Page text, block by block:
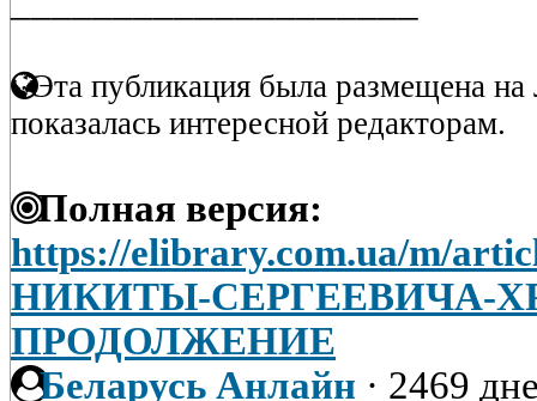
Эта публикация была размещена на
показалась интересной редакторам.
Полная версия:
https://elibrary.com.ua/m/
НИКИТЫ-СЕРГЕЕВИЧА-
ПРОДОЛЖЕНИЕ
Беларусь Анлайн · 2469